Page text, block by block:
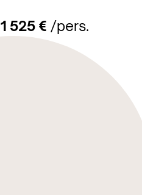
1 525 € /pers.